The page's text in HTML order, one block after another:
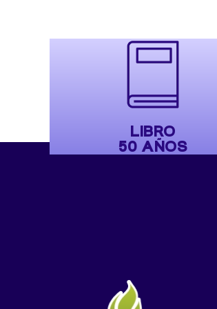
LIBRO
50 AÑOS